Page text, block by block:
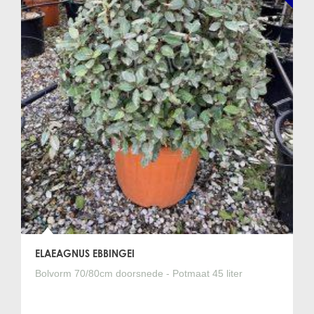
ELAEAGNUS EBBINGEI
Bolvorm 70/80cm doorsnede - Potmaat 45 liter